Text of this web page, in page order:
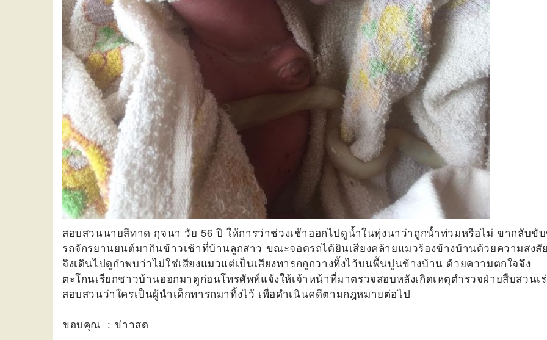
สอบสวนนายสีทาด กุจนา วัย 56 ปี ให้การว่าช่วงเช้าออกไปดูน้ำในทุ่งนาว่าถูกน้ำท่วมหรือไม่ ขากลับขั
รถจักรยานยนต์มากินข้าวเช้าที่บ้านลูกสาว ขณะจอดรถได้ยินเสียงคล้ายแมวร้องข้างบ้านด้วยความสงสัย
จึงเดินไปดูกำพบว่าไม่ใช่เสียงแมวแต่เป็นเสียงทารกถูกวางทิ้งไว้บนพื้นปูนข้างบ้าน ด้วยความตกใจจึง
ตะโกนเรียกชาวบ้านออกมาดูก่อนโทรศัพท์แจ้งให้เจ้าหน้าที่มาตรวจสอบหลังเกิดเหตุตำรวจฝ่ายสืบสวนเร่
สอบสวนว่าใครเป็นผู้นำเด็กทารกมาทิ้งไว้ เพื่อดำเนินคดีตามกฎหมายต่อไป
ขอบคุณ : ข่าวสด